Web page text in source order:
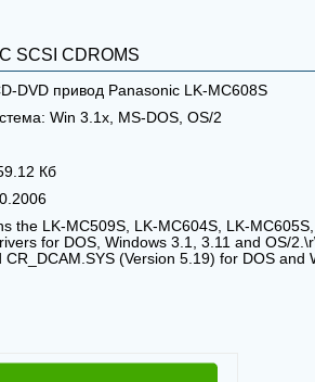
SCSI CDROMS
DVD привод Panasonic LK-MC608S
Win 3.1x, MS-DOS, OS/2
Кб
the LK-MC509S, LK-MC604S, LK-
for DOS, Windows 3.1, 3.11 and OS/
CR_DCAM.SYS (Version 5.19) for DOS and